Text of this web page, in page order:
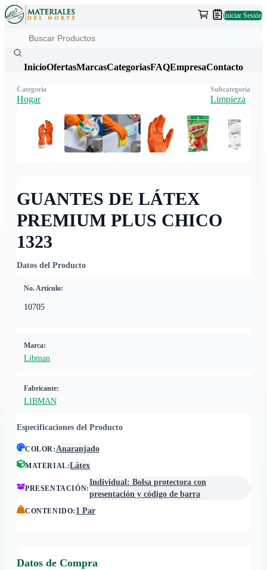
Iniciar Sesión
InicioOfertasMarcasCategoriasFAQEmpresaContacto
GUANTES DE LÁTEX
PREMIUM PLUS CHICO
1323
Datos del Producto
No. Artículo:
10705
Marca:
Libman
Fabricante:
LIBMAN
Especificaciones del Producto
COLOR:Anaranjado
MATERIAL:Látex
PRESENTACIÓN:
Individual: Bolsa protectora con
presentación y código de barra
CONTENIDO: 1 Par
Datos de Compra
Categoría
Hogar
Subcategoría
Limpieza